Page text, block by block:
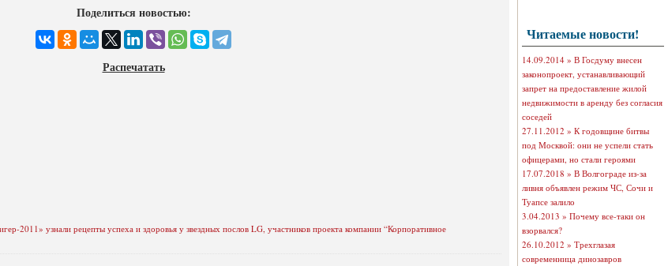
Поделиться новостью:
Распечатать
2011» узнали рецепты успеха и здоровья у звездных послов LG, участников проекта компании “Корпоративное
Читаемые новости!
14.09.2014 » В Госдуму внесен
законопроект, устанавливающий
запрет на предоставление жилой
недвижимости в аренду без согласия
соседей
27.11.2012 » К годовщине битвы
под Москвой: они не успели стать
офицерами, но стали героями
17.07.2018 » В Волгограде из-за
ливня объявлен режим ЧС, Сочи и
Туапсе залило
3.04.2013 » Почему все-таки он
взорвался?
26.10.2012 » Трехглазая
современница динозавров